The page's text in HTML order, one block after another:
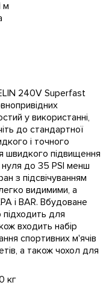
м
240V Superfast
у використанні,
до стандартної
і точного
швидкого підвищення
нуля до 35 PSI менш
з підсвічуванням
видимими, а
і BAR. Вбудоване
підходить для
входить набір
спортивних м'ячів
а також чохол для
кг